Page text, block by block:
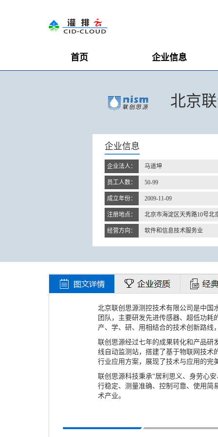
首页 企业信息
北京
企业信息
企业法人： 马道坤
员工人数： 50-99
成立年份： 2009-11-09
注册地点：
经营方向： 软件和信息技术服务业
北京联创思源测控技术有限公司是中国
团队，主要研发先进传感器、超低功
产、学、研、用相结合的技术创新路线
联创思源经过七年的成果转化和产品研
线自动监测站，搭建了基于物联网技术
行业应用方案，展现了技术与应用的完
联创思源科技秉承“居利思义、身劳心
行稳定、测量准确、控制可靠、使用简
术产业。